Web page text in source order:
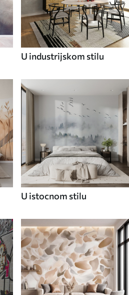
U industrijskom stilu
U istocnom stilu